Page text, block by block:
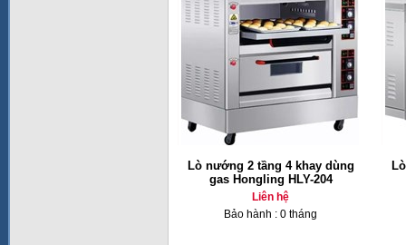
Lò nướng 2 tầng 4 khay dùng
gas Hongling HLY-204
Liên hệ
Bảo hành : 0 tháng